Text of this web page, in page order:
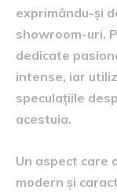
exprimându-și
showroom-uri.
dedicate
intense, iar
speculațiile
acestuia.
Un aspect care
modern și